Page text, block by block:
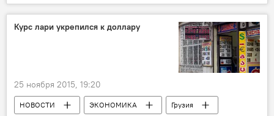
Мультимедиа
Видео
Курс лари укрепился к доллару
25 ноября 2015, 19:20
НОВОСТИ ЭКОНОМИКА Грузия